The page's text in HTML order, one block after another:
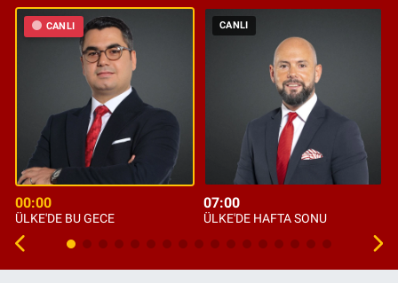
CANLI
00:00
ÜLKE'DE BU GECE
CANLI
07:00
ÜLKE'DE HAFTA SONU